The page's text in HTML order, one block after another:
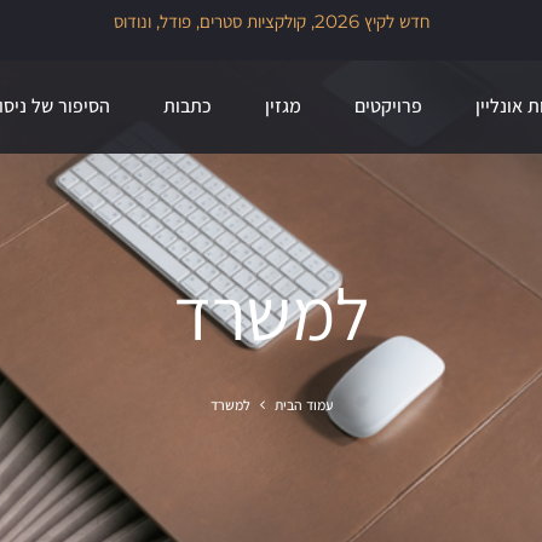
אונליין פרויקטים מגזין כתבות הסיפור של ניסו
למשרד
עמוד הבית למשרד